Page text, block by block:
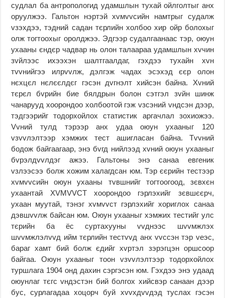
судлал ба антропологид удамшлын тухай ойлголтыг анх
оруулжээ. Гальтон нэртэй хvмvvсийн намтрыг судалж
vзэхдээ, тэдний садан тєрлийн холбоо хир ойр болохыг
олж тогтоохыг оролджээ. Эдгээр судалгаанаас тэр, оюун
ухааны єндєр чадвар нь олон талаараа удамшлын хvчин
зvйлээс ихээхэн шалтгаалдаг, гэхдээ тухайн хvн
тvvнийгээ илрvvлж, дэлгэж чадах эсэхэд єєр олон
нєхцєл нєлєєлдєг гэсэн дvгнэлт хийсэн байна. Хvний
тєрєл бvрийн бие бялдрын болон сэтгэл зvйн шинж
чанарууд хоорондоо холбоотой гэж vзсэний vндсэн дээр,
тэдгээрийг тодорхойлох статистик аргачлал зохиожээ.
Vvний тулд тэрээр анх удаа оюун ухааныг 120
vзvvлэлтээр хэмжих тест ашигласан байна. Тvvний
бодож байгаагаар, энэ бvгд нийлээд хvний оюун ухааныг
бvрэлдvvлдэг ажээ. Гальтоны энэ санаа евгеник
vзлээсээ болж хожим халагдсан юм. Тэр єєрийн тестээр
хvмvvсийн оюун ухааны тvвшнийг тогтоогоод, зєвхєн
ухаантай XVМVVСТ хоорондоо гэрлэхийг зєвшєєрч,
ухаан муутай, тэнэг хvмvvст гэрлэхийг хориглох санаа
дэвшvvлж байсан юм. Оюун ухааныг хэмжих тестийг улс
тєрийн ба ёс суртахууны vvднээс шvvмжлэх
шvvмжлэлvvд ийм тєрлийн тестvvд анх vvссэн тэр vеэс,
бараг хамт бий болж єдийг хvртэл зэрэгцэн оршсоор
байгаа. Оюун ухааныг тоон vзvvлэлтээр тодорхойлох
туршлага 1904 онд дахин сэргэсэн юм. Гэхдээ энэ удаад
оюунлаг тєгс vндэстэн бий болгох хийсвэр санаан дээр
бус, сурлагадаа хоцорч буй хvvхдvvдэд туслах гэсэн